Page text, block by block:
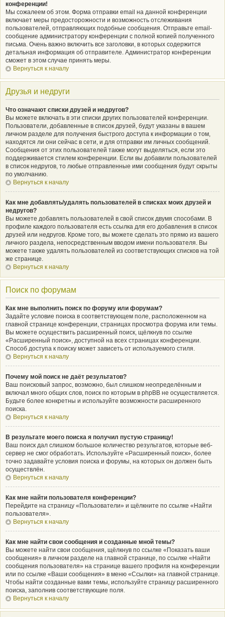
конференции!
Мы сожалеем об этом. Форма отправки email на данной конференции
включает меры предосторожности и возможность отслеживания
пользователей, отправляющих подобные сообщения. Отправьте email-
сообщение администратору конференции с полной копией полученного
письма. Очень важно включить все заголовки, в которых содержится
детальная информация об отправителе. Администратор конференции
сможет в этом случае принять меры.
Вернуться к началу
Друзья и недруги
Что означают списки друзей и недругов?
Вы можете включать в эти списки других пользователей конференции.
Пользователи, добавленные в список друзей, будут указаны в вашем
личном разделе для получения быстрого доступа к информации о том,
находятся ли они сейчас в сети, и для отправки им личных сообщений.
Сообщения от этих пользователей также могут выделяться, если это
поддерживается стилем конференции. Если вы добавили пользователей
в список недругов, то любые отправленные ими сообщения будут скрыты
по умолчанию.
Вернуться к началу
Как мне добавлять/удалять пользователей в списках моих друзей и
недругов?
Вы можете добавлять пользователей в свой список двумя способами. В
профиле каждого пользователя есть ссылка для его добавления в список
друзей или недругов. Кроме того, вы можете сделать это прямо из вашего
личного раздела, непосредственным вводом имени пользователя. Вы
можете также удалять пользователей из соответствующих списков на той
же странице.
Вернуться к началу
Поиск по форумам
Как мне выполнить поиск по форуму или форумам?
Задайте условие поиска в соответствующем поле, расположенном на
главной странице конференции, страницах просмотра форума или темы.
Вы можете осуществить расширенный поиск, щёлкнув по ссылке
«Расширенный поиск», доступной на всех страницах конференции.
Способ доступа к поиску может зависеть от используемого стиля.
Вернуться к началу
Почему мой поиск не даёт результатов?
Ваш поисковый запрос, возможно, был слишком неопределённым и
включал много общих слов, поиск по которым в phpBB не осуществляется.
Будьте более конкретны и используйте возможности расширенного
поиска.
Вернуться к началу
В результате моего поиска я получил пустую страницу!
Ваш поиск дал слишком большое количество результатов, которые веб-
сервер не смог обработать. Используйте «Расширенный поиск», более
точно задавайте условия поиска и форумы, на которых он должен быть
осуществлён.
Вернуться к началу
Как мне найти пользователя конференции?
Перейдите на страницу «Пользователи» и щёлкните по ссылке «Найти
пользователя».
Вернуться к началу
Как мне найти свои сообщения и созданные мной темы?
Вы можете найти свои сообщения, щёлкнув по ссылке «Показать ваши
сообщения» в личном разделе на главной странице, по ссылке «Найти
сообщения пользователя» на странице вашего профиля на конференции
или по ссылке «Ваши сообщения» в меню «Ссылки» на главной странице.
Чтобы найти созданные вами темы, используйте страницу расширенного
поиска, заполнив соответствующие поля.
Вернуться к началу